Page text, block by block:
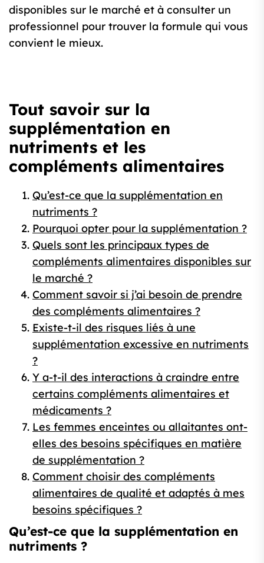
disponibles sur le marché et à consulter un
professionnel pour trouver la formule qui vous
convient le mieux.
Tout savoir sur la
supplémentation en
nutriments et les
compléments alimentaires
Qu’est-ce que la supplémentation en
nutriments ?
Pourquoi opter pour la supplémentation ?
Quels sont les principaux types de
compléments alimentaires disponibles sur
le marché ?
Comment savoir si j’ai besoin de prendre
des compléments alimentaires ?
Existe-t-il des risques liés à une
supplémentation excessive en nutriments
?
Y a-t-il des interactions à craindre entre
certains compléments alimentaires et
médicaments ?
Les femmes enceintes ou allaitantes ont-
elles des besoins spécifiques en matière
de supplémentation ?
Comment choisir des compléments
alimentaires de qualité et adaptés à mes
besoins spécifiques ?
Qu’est-ce que la supplémentation en
nutriments ?